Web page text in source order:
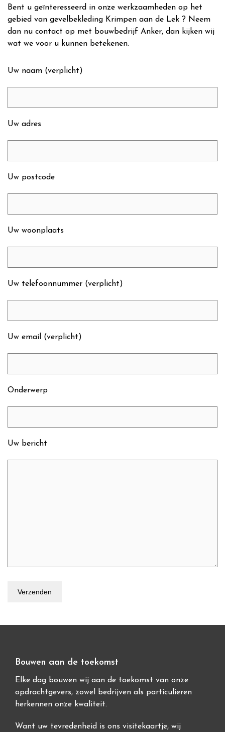
Bent u geïnteresseerd in onze werkzaamheden op het
gebied van gevelbekleding Krimpen aan de Lek ? Neem
dan nu contact op met bouwbedrijf Anker, dan kijken wij
wat we voor u kunnen betekenen.
Uw naam (verplicht)
Uw adres
Uw postcode
Uw woonplaats
Uw telefoonnummer (verplicht)
Uw email (verplicht)
Onderwerp
Uw bericht
Bouwen aan de toekomst
Elke dag bouwen wij aan de toekomst van onze
opdrachtgevers, zowel bedrijven als particulieren
herkennen onze kwaliteit.
Want uw tevredenheid is ons visitekaartje, wij